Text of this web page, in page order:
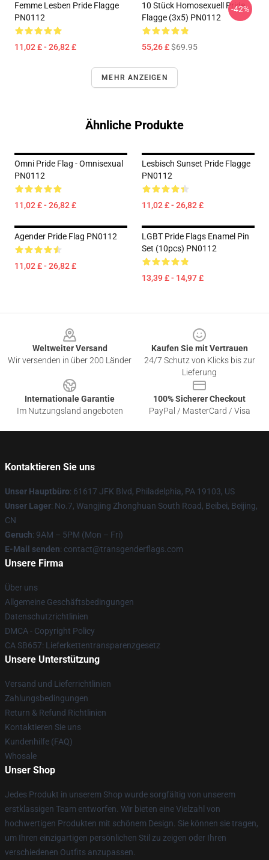
Femme Lesben Pride Flagge
PN0112
11,02 £ - 26,82 £
10 Stück Homosexuell Pride
Flagge (3x5) PN0112
55,26 £$69.95
-42%
MEHR ANZEIGEN
Ähnliche Produkte
Omni Pride Flag - Omnisexual
PN0112
11,02 £ - 26,82 £
Lesbisch Sunset Pride Flagge
PN0112
11,02 £ - 26,82 £
Agender Pride Flag PN0112
11,02 £ - 26,82 £
LGBT Pride Flags Enamel Pin
Set (10pcs) PN0112
13,39 £ - 14,97 £
Weltweiter Versand
Wir versenden in über 200 Länder
Kaufen Sie mit Vertrauen
24/7 Schutz von Klicks bis zur
Lieferung
Internationale Garantie
Im Nutzungsland angeboten
100% Sicherer Checkout
PayPal / MasterCard / Visa
Kontaktieren Sie uns
Unser Hauptbüro: 61617 JFK Blvd, Philadelphia, PA 19103, US
Unser Lager: No.7, Wangjing Zhonghuan South Road, Beibei, Beijing,
CN
Geruch: 9AM – 5PM (Mon – Fri)
E-Mail senden: contact@transgenderflags.com
Unsere Firma
Über uns
Allgemeine Geschäftsbedingungen
Datenschutzrichtlinien
DMCA - Copyright Policy
CA SB657: Lieferkettentransparenzgesetz
Unsere Unterstützung
Versand und Lieferrichtlinien
Zahlungsbedingungen
Return & Refund Richtlinien
Kontaktieren Sie uns
Kundenhilfe (FAQ)
Whosale
Unser Shop
Jedes Produkt in unserem Shop wurde sorgfältig von unserem
erstklassigen Team entworfen. Wir bieten eine Vielzahl von
hochwertigen Produkten mit schönem Design. Sie können sie tragen,
um Ihren einzigartigen persönlichen Stil zu zeigen oder Ihren
verschiedenen Outfits anzupassen.